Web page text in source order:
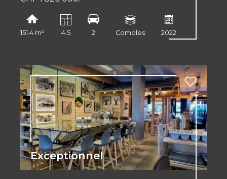
151.4 m² 4.5 2 Combles 2022
Exceptionnel